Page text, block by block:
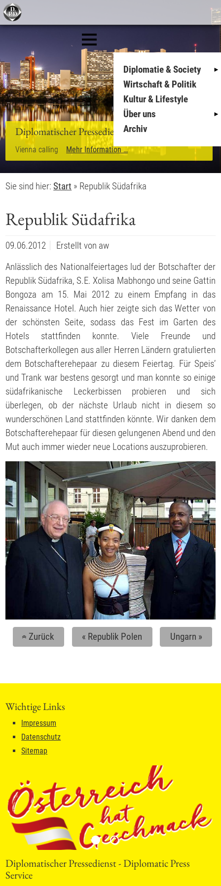
Diplomatie & Society
Wirtschaft & Politik
Kultur & Lifestyle
Über uns
Archiv
Diplomatischer Pressedienst
Vienna calling Mehr Information …
Sie sind hier:Start » Republik Südafrika
Republik Südafrika
09.06.2012 Erstellt von aw
Anlässlich des Nationalfeiertages lud der Botschafter der
Republik Südafrika, S.E. Xolisa Mabhongo und seine Gattin
Bongoza am 15. Mai 2012 zu einem Empfang in das
Renaissance Hotel. Auch hier zeigte sich das Wetter von
der schönsten Seite, sodass das Fest im Garten des
Hotels stattfinden konnte. Viele Freunde und
Botschafterkollegen aus aller Herren Ländern gratulierten
dem Botschafterehepaar zu diesem Feiertag. Für Speis’
und Trank war bestens gesorgt und man konnte so einige
südafrikanische Leckerbissen probieren und sich
überlegen, ob der nächste Urlaub nicht in diesem so
wunderschönen Land stattfinden könnte. Wir danken dem
Botschafterehepaar für diesen gelungenen Abend und den
Mut auch immer wieder neue Locations auszuprobieren.
«Zurück « Republik Polen Ungarn »
Wichtige Links
Impressum
Datenschutz
Sitemap
Diplomatischer Pressedienst - Diplomatic Press
Service